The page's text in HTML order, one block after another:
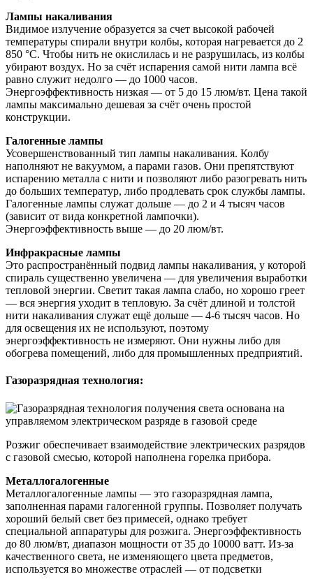
Лампы накаливания
Видимое излучение образуется за счет высокой рабочей
температуры спирали внутри колбы, которая нагревается до 2
850 °C. Чтобы нить не окислилась и не разрушилась, из колбы
убирают воздух. Но за счёт испарения самой нити лампа всё
равно служит недолго — до 1000 часов.
Энергоэффективность низкая — от 5 до 15 люм/вт. Цена такой
лампы максимально дешевая за счёт очень простой
конструкции.
Галогенные лампы
Усовершенствованный тип лампы накаливания. Колбу
наполняют не вакуумом, а парами газов. Они препятствуют
испарению металла с нити и позволяют либо разогревать нить
до больших температур, либо продлевать срок службы лампы.
Галогенные лампы служат дольше — до 2 и 4 тысяч часов
(зависит от вида конкретной лампочки).
Энергоэффективность выше — до 20 люм/вт.
Инфракрасные лампы
Это распространённый подвид лампы накаливания, у которой
спираль существенно увеличена — для увеличения выработки
тепловой энергии. Светит такая лампа слабо, но хорошо греет
— вся энергия уходит в тепловую. За счёт длиной и толстой
нити накаливания служат ещё дольше — 4-6 тысяч часов. Но
для освещения их не используют, поэтому
энергоэффективность не измеряют. Они нужны либо для
обогрева помещений, либо для промышленных предприятий.
Газоразрядная технология:
Розжиг обеспечивает взаимодействие электрических разрядов
с газовой смесью, которой наполнена горелка прибора.
Металлогалогенные
Металлогалогенные лампы — это газоразрядная лампа,
заполненная парами галогенной группы. Позволяет получать
хороший белый свет без примесей, однако требует
специальной аппаратуры для розжига. Энергоэффективность
до 80 люм/вт, диапазон мощности от 35 до 10000 ватт. Из-за
качественного света, не изменяющего цвета предметов,
используется во множестве отраслей — от подсветки